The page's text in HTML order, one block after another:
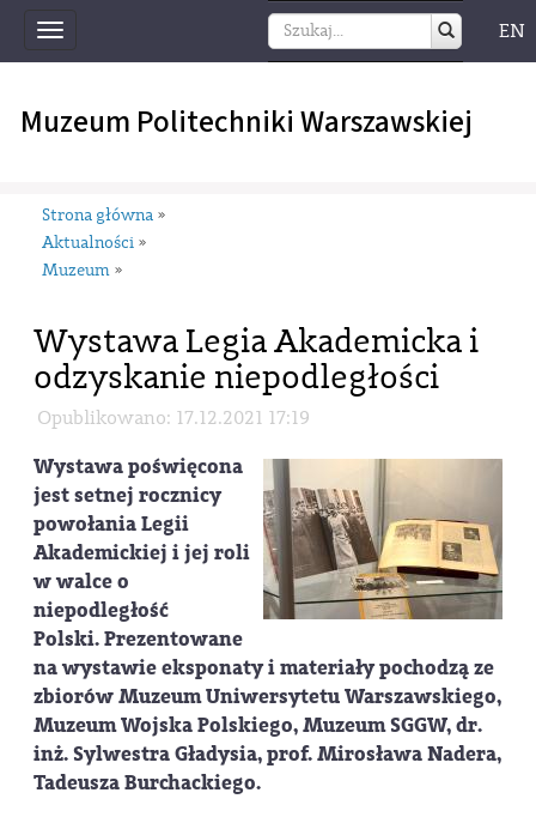
Toggle
navigation
EN
Muzeum Politechniki Warszawskiej
Strona główna »
Aktualności »
Muzeum »
Wystawa Legia Akademicka i
odzyskanie niepodległości
Opublikowano: 17.12.2021 17:19
Wystawa poświęcona
jest setnej rocznicy
powołania Legii
Akademickiej i jej roli
w walce o
niepodległość
Polski. Prezentowane
na wystawie eksponaty i materiały pochodzą ze
zbiorów Muzeum Uniwersytetu Warszawskiego,
Muzeum Wojska Polskiego, Muzeum SGGW, dr.
inż. Sylwestra Gładysia, prof. Mirosława Nadera,
Tadeusza Burchackiego.